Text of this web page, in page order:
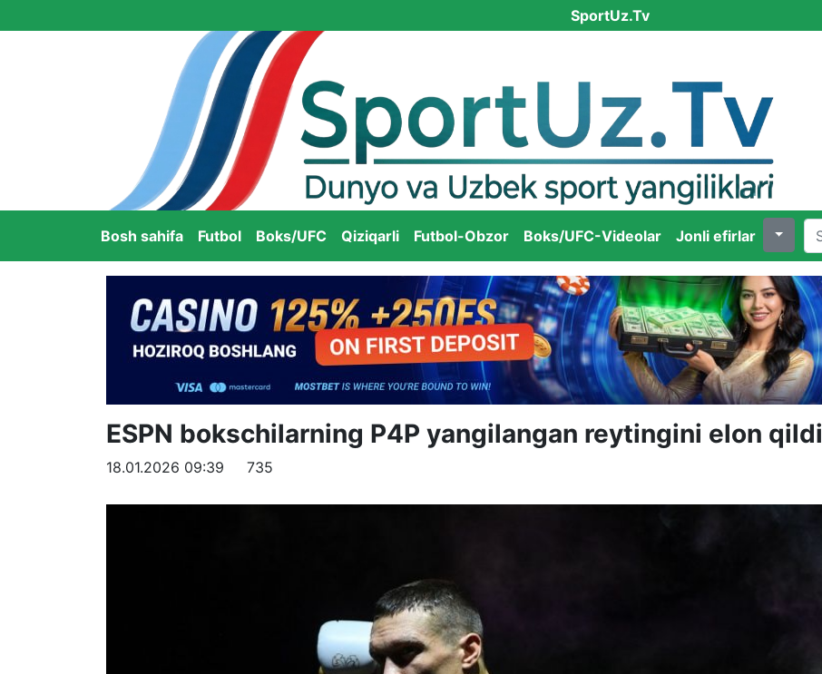
SportUz.Tv
Bosh sahifa Futbol Boks/UFC Qiziqarli Futbol-Obzor Boks/UFC-Videolar Jonli efirlar
ESPN bokschilarning P4P yangilangan reytingini elon qildi
18.01.2026 09:39 735